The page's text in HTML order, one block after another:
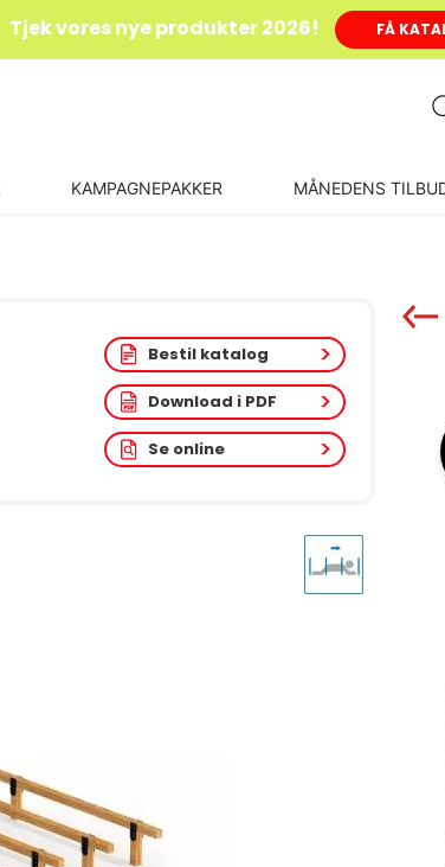
Tjek vores nye produkter 2026! FÅ
KAMPAGNEPAKKER MÅNEDENS
Bestil katalog
Download i PDF
Se online